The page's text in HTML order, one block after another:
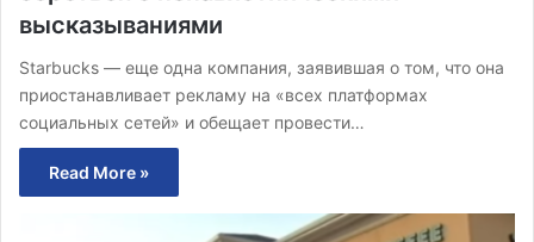
высказываниями
Starbucks — еще одна компания, заявившая о том, что она
приостанавливает рекламу на «всех платформах
социальных сетей» и обещает провести…
Read More »